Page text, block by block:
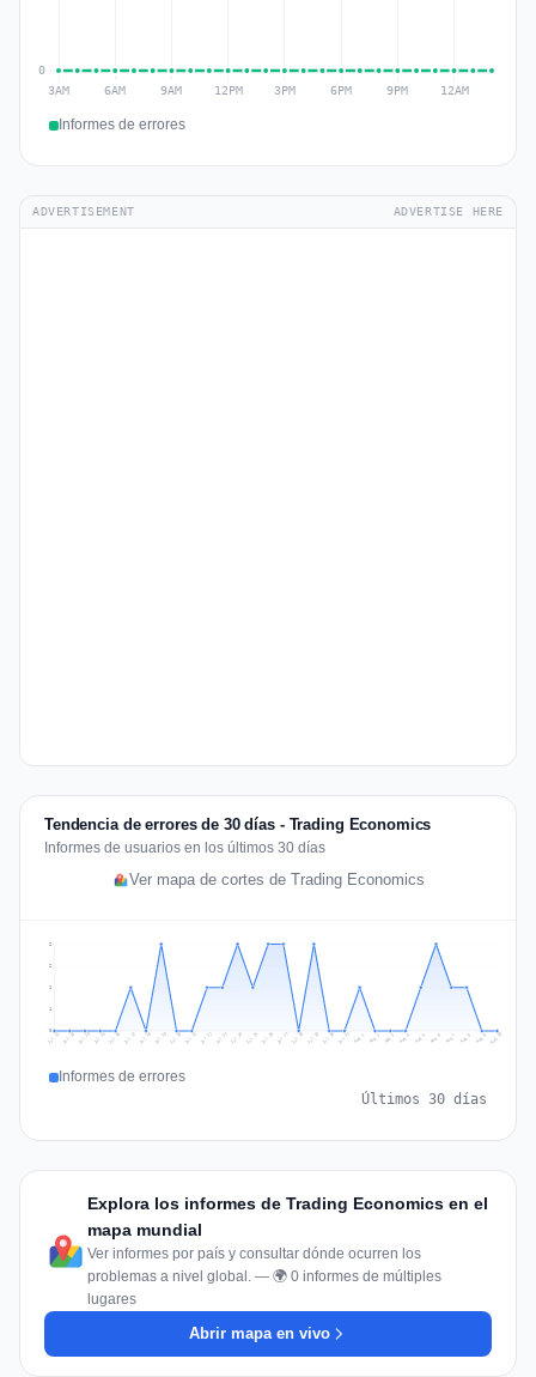
Informes de errores
ADVERTISEMENT ADVERTISE HERE
Tendencia de errores de 30 días - Trading Economics
Informes de usuarios en los últimos 30 días
Ver mapa de cortes de Trading Economics
1
1
2
2
Jul 12 Jul 13 Jul 14 Jul 15 Jul 16 Jul 17 Jul 18 Jul 19 Jul 20 Jul 21 Jul 22 Jul 23 Jul 24 Jul 25 Jul 26 Jul 27 Jul 28 Jul 29 Jul 30 Jul 31 Aug 1 Aug 2 Aug 3 Aug 4 Aug 5 Aug 6 Aug 7 Aug 8 Aug 9 Aug 10
Informes de errores
Últimos 30 días
Explora los informes de Trading Economics en el
mapa mundial
Ver informes por país y consultar dónde ocurren los
problemas a nivel global. — 🌍 0 informes de múltiples
lugares
Abrir mapa en vivo